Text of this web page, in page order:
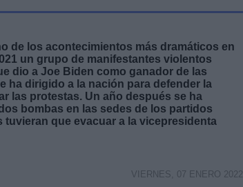
de los acontecimientos más dramáticos en
un grupo de manifestantes violentos
dio a Joe Biden como ganador de las
ha dirigido a la nación para defender la
las protestas. Un año después se ha
bombas en las sedes de los partidos
que evacuar a la vicepresidenta
VIERNES, 07 ENERO 2022